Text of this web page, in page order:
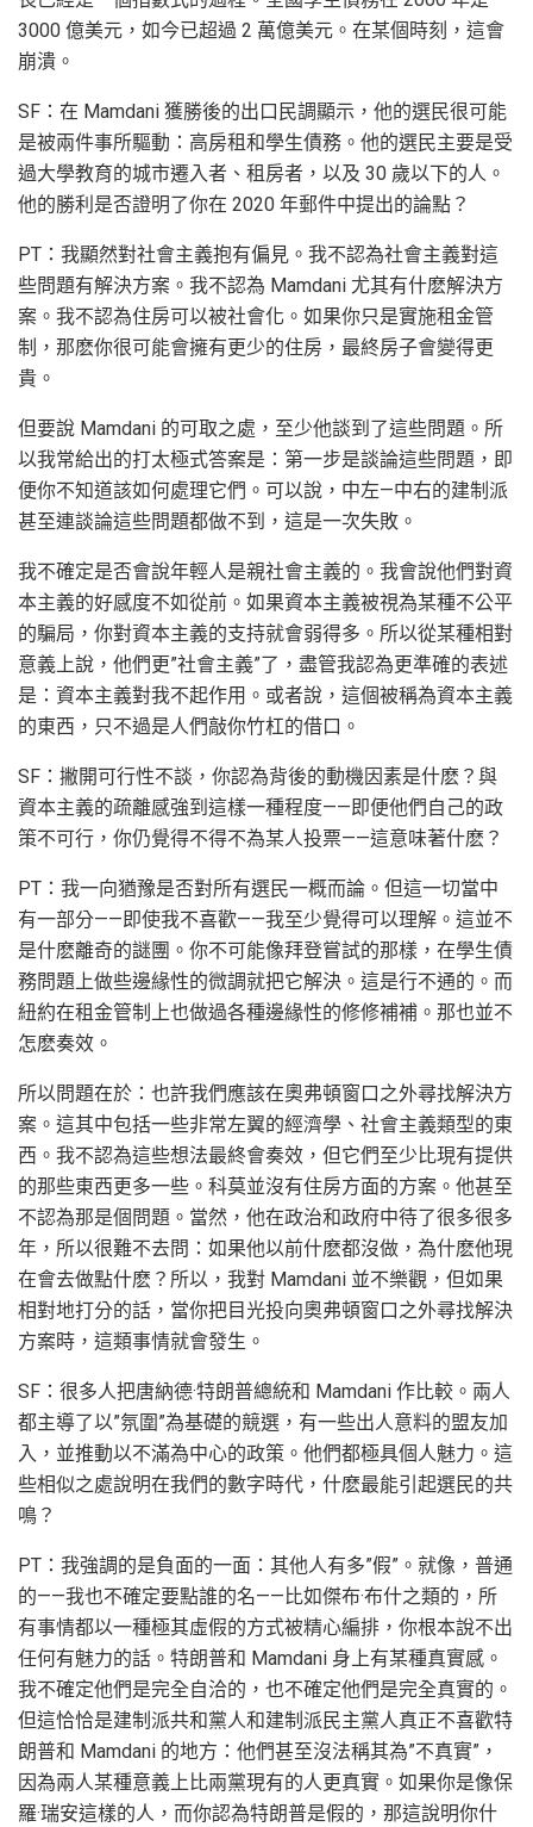
3000 億美元，如今已超過 2 萬億美元。在某個時刻，這會
崩潰。
SF：在 Mamdani 獲勝後的出口民調顯示，他的選民很可能
是被兩件事所驅動：高房租和學生債務。他的選民主要是受
過大學教育的城市遷入者、租房者，以及 30 歲以下的人。
他的勝利是否證明了你在 2020 年郵件中提出的論點？
PT：我顯然對社會主義抱有偏見。我不認為社會主義對這
些問題有解決方案。我不認為 Mamdani 尤其有什麽解決方
案。我不認為住房可以被社會化。如果你只是實施租金管
制，那麽你很可能會擁有更少的住房，最終房子會變得更
貴。
但要說 Mamdani 的可取之處，至少他談到了這些問題。所
以我常給出的打太極式答案是：第一步是談論這些問題，即
便你不知道該如何處理它們。可以說，中左—中右的建制派
甚至連談論這些問題都做不到，這是一次失敗。
我不確定是否會說年輕人是親社會主義的。我會說他們對資
本主義的好感度不如從前。如果資本主義被視為某種不公平
的騙局，你對資本主義的支持就會弱得多。所以從某種相對
意義上說，他們更”社會主義”了，盡管我認為更準確的表述
是：資本主義對我不起作用。或者說，這個被稱為資本主義
的東西，只不過是人們敲你竹杠的借口。
SF：撇開可行性不談，你認為背後的動機因素是什麽？與
資本主義的疏離感強到這樣一種程度——即便他們自己的政
策不可行，你仍覺得不得不為某人投票——這意味著什麽？
PT：我一向猶豫是否對所有選民一概而論。但這一切當中
有一部分——即使我不喜歡——我至少覺得可以理解。這並不
是什麽離奇的謎團。你不可能像拜登嘗試的那樣，在學生債
務問題上做些邊緣性的微調就把它解決。這是行不通的。而
紐約在租金管制上也做過各種邊緣性的修修補補。那也並不
怎麽奏效。
所以問題在於：也許我們應該在奧弗頓窗口之外尋找解決方
案。這其中包括一些非常左翼的經濟學、社會主義類型的東
西。我不認為這些想法最終會奏效，但它們至少比現有提供
的那些東西更多一些。科莫並沒有住房方面的方案。他甚至
不認為那是個問題。當然，他在政治和政府中待了很多很多
年，所以很難不去問：如果他以前什麽都沒做，為什麽他現
在會去做點什麽？所以，我對 Mamdani 並不樂觀，但如果
相對地打分的話，當你把目光投向奧弗頓窗口之外尋找解決
方案時，這類事情就會發生。
SF：很多人把唐納德·特朗普總統和 Mamdani 作比較。兩人
都主導了以”氛圍”為基礎的競選，有一些出人意料的盟友加
入，並推動以不滿為中心的政策。他們都極具個人魅力。這
些相似之處說明在我們的數字時代，什麽最能引起選民的共
鳴？
PT：我強調的是負面的一面：其他人有多”假”。就像，普通
的——我也不確定要點誰的名——比如傑布·布什之類的，所
有事情都以一種極其虛假的方式被精心編排，你根本說不出
任何有魅力的話。特朗普和 Mamdani 身上有某種真實感。
我不確定他們是完全自洽的，也不確定他們是完全真實的。
但這恰恰是建制派共和黨人和建制派民主黨人真正不喜歡特
朗普和 Mamdani 的地方：他們甚至沒法稱其為”不真實”，
因為兩人某種意義上比兩黨現有的人更真實。如果你是像保
羅·瑞安這樣的人，而你認為特朗普是假的，那這說明你什